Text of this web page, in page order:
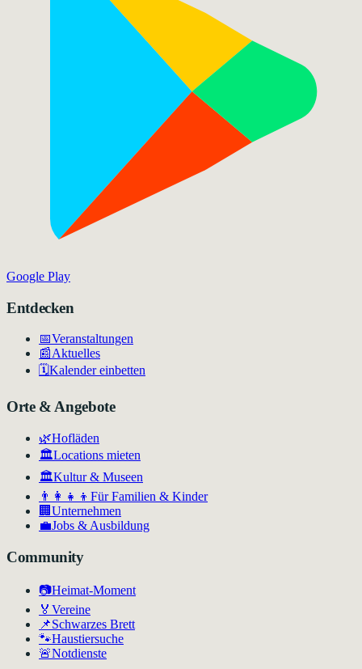
Google Play
Entdecken
📅Veranstaltungen
📰Aktuelles
🗓️Kalender einbetten
Orte & Angebote
🌿Hofläden
🏛️Locations mieten
🏛Kultur & Museen
👨‍👩‍👧‍👦 Für Familien & Kinder
🏢 Unternehmen
💼Jobs & Ausbildung
Community
📷Heimat-Moment
🏅 Vereine
📌Schwarzes Brett
🐾Haustiersuche
🚨Notdienste